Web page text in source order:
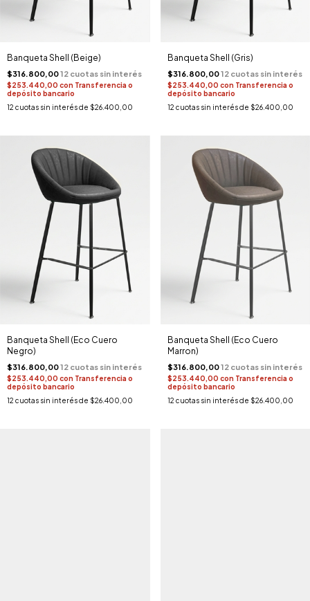
Banqueta Shell (Beige)
$316.800,00
$253.440,00 con Transferencia o
depósito bancario
12 cuotas sin interés de $26.400,00
Banqueta Shell (Gris)
$316.800,00
$253.440,00 con Transferencia o
depósito bancario
12 cuotas sin interés de $26.400,00
Banqueta Shell (Eco Cuero
Negro)
$316.800,00
$253.440,00 con Transferencia o
depósito bancario
12 cuotas sin interés de $26.400,00
Banqueta Shell (Eco Cuero
Marron)
$316.800,00
$253.440,00 con Transferencia o
depósito bancario
12 cuotas sin interés de $26.400,00